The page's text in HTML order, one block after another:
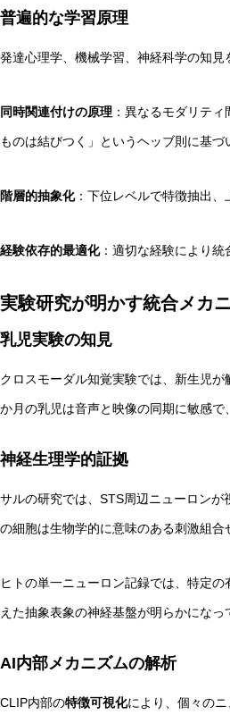
普遍的な学習原理
発達心理学、機械学習、神経科学の知
同時関連付けの原理 ：異なるモダリテ
ものは結びつく」というヘッブ則に基づ
階層的抽象化：下位レベルで特徴抽出
経験依存的最適化：適切な経験により統
実験研究が明かす統合メカ
乳児実験の知見
クロスモーダル知覚実験では、新生児
か月の乳児は音声と映像の同期に敏感
神経生理学的証拠
サルの研究では、STS周辺ニューロン
の細胞は生物学的に意味のある刺激組合
ヒトの単一ニューロン記録では、特定
えた抽象表象の神経基盤が明らかになっ
AI内部メカニズムの解析
CLIP内部の特徴可視化により、個々の